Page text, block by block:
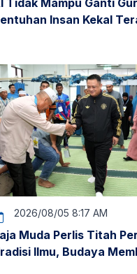
Tidak Mampu Ganti
Insan Kekal
2026/08/05 8:17 AM
Muda Perlis Titah
Ilmu, Budaya